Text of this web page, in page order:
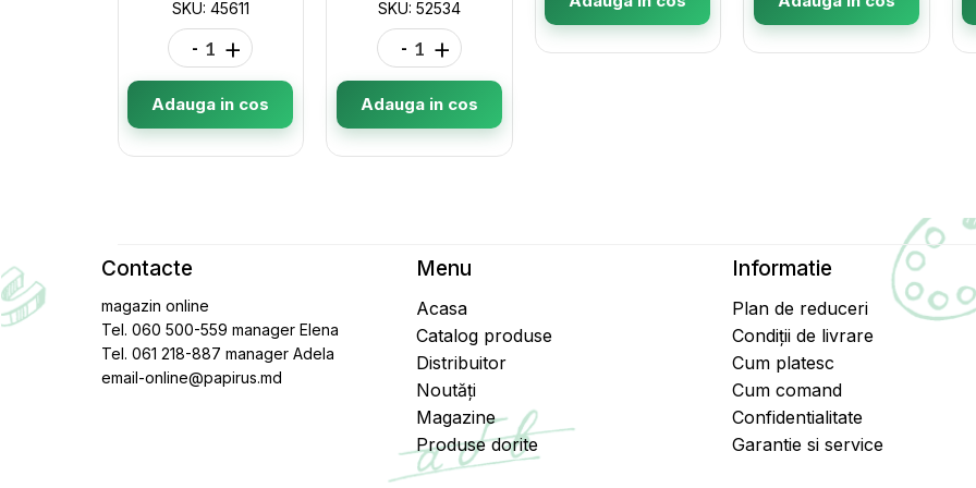
SKU: 45611
- +
Adauga in cos
SKU: 52534
- +
Adauga in cos
Contacte
magazin online
Tel. 060 500-559 manager Elena
Tel. 061 218-887 manager Adela
email-online@papirus.md
Menu
Acasa
Catalog produse
Distribuitor
Noutăți
Magazine
Produse dorite
Informatie
Plan de reduceri
Condiții de livrare
Cum platesc
Cum comand
Confidentialitate
Garantie si service